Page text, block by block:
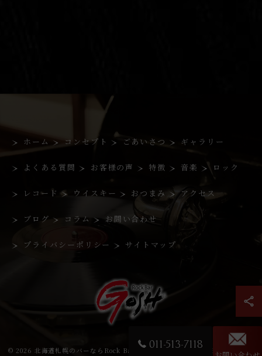
011-513-7118
ホーム コンセプト ごあいさつ ギャラリー
よくある質問 お客様の声 特徴 音楽 ロック
レコード ウイスキー おつまみ アクセス
ブログ コラム お問い合わせ
プライバシーポリシー サイトマップ
© 2026 北海道札幌のバーならRock Bar GOSH ALL RIGHTS RESERVED.